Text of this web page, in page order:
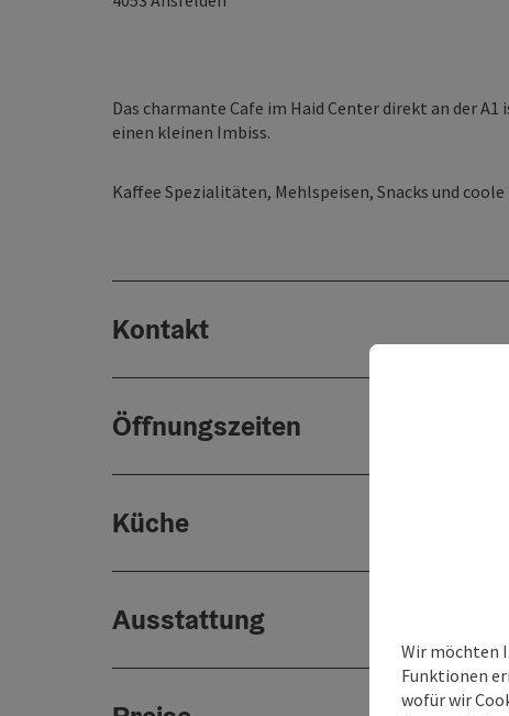
Das charmante Cafe im Haid Center direkt an der
einen kleinen Imbiss.
Kaffee Spezialitäten, Mehlspeisen, Snacks und
Kontakt
Öffnungszeiten
Küche
Ausstattung
Wir möchten
Funktionen
wofür wir